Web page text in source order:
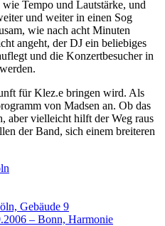
Tempo und Lautstärke, und
und weiter in einen Sog
wie nach acht Minuten
angeht, der DJ ein beliebiges
und die Konzertbesucher in
für Klez.e bringen wird. Als
von Madsen an. Ob das
aber vielleicht hilft der Weg raus
der Band, sich einem breiteren
Gebäude 9
– Bonn, Harmonie